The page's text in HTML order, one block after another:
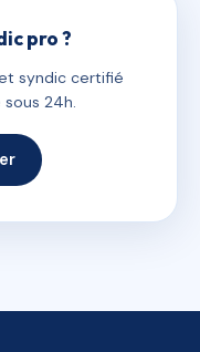
pro ?
syndic certifié
sous 24h.